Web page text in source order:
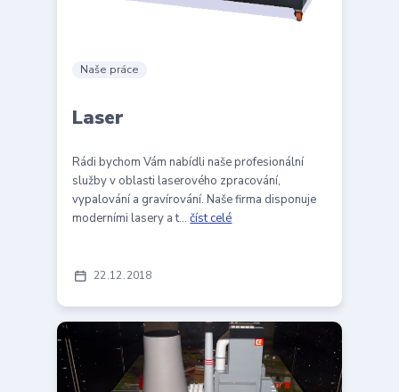
22 12 2018
Naše práce
Laser
Rádi bychom Vám nabídli naše profesionální
služby v oblasti laserového zpracování,
vypalování a gravírování. Naše firma disponuje
moderními lasery a t...číst celé